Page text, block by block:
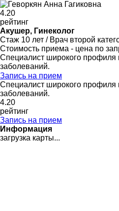
4.20
рейтинг
Акушер, Гинеколог
Стаж 10 лет / Врач второй
Стоимость приема - цена по
Специалист широкого профиля
заболеваний.
Запись на прием
Специалист широкого профиля
заболеваний.
4.20
рейтинг
Запись на прием
Информация
загрузка карты...